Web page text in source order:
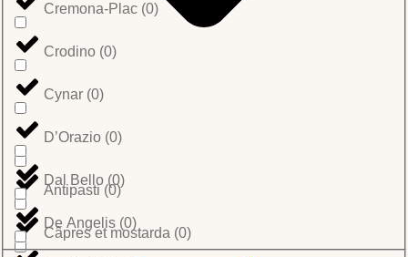
Antipasti(0)
Câpres et mostarda (0)
Cremona-Plac (0)
Crodino (0)
Cynar (0)
D’Orazio (0)
Dal Bello (0)
De Angelis (0)